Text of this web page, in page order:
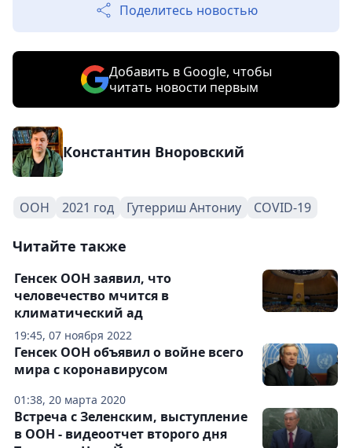
Поделитесь новостью
Добавить в Google, чтобы
читать новости первым
Константин Вноровский
ООН 2021 год Гутерриш Антониу COVID-19
Читайте также
19:45, 07 ноября 2022
Генсек ООН заявил, что
человечество мчится в
климатический ад
01:38, 20 марта 2020
Генсек ООН объявил о войне всего
мира с коронавирусом
Встреча с Зеленским, выступление
в ООН - видеоотчет второго дня